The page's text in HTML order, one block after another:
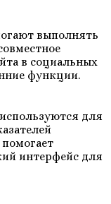
выполнять
в социальных
функции.
для
интерфейс для